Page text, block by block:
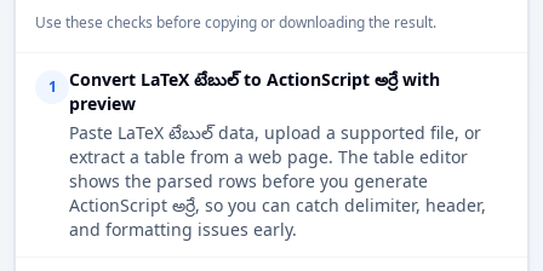
Use these checks before copying or downloading the result.
1
Convert LaTeX టేబుల్ to ActionScript అర్రే with
preview
Paste LaTeX టేబుల్ data, upload a supported file, or
extract a table from a web page. The table editor
shows the parsed rows before you generate
ActionScript అర్రే, so you can catch delimiter, header,
and formatting issues early.